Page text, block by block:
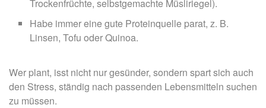
Trockenfrüchte, selbstgemachte Müsliriegel).
Habe immer eine gute Proteinquelle parat, z. B.
Linsen, Tofu oder Quinoa.
Wer plant, isst nicht nur gesünder, sondern spart sich auch
den Stress, ständig nach passenden Lebensmitteln suchen
zu müssen.